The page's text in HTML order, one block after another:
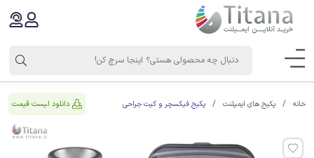
خانه پکیج های ایمپلنت پکیج فیکسچر و کیت جراحی دانلود لیست قیمت